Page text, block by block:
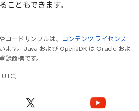
こともできます。
コードサンプルは、
コンテンツ ライセンス
ます。Java および OpenJDK は Oracle およ
録商標です。
。